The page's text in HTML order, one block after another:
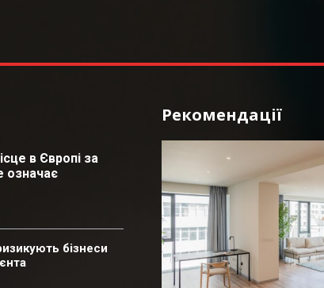
в Європі за
означає
бізнеси
Рекомендації